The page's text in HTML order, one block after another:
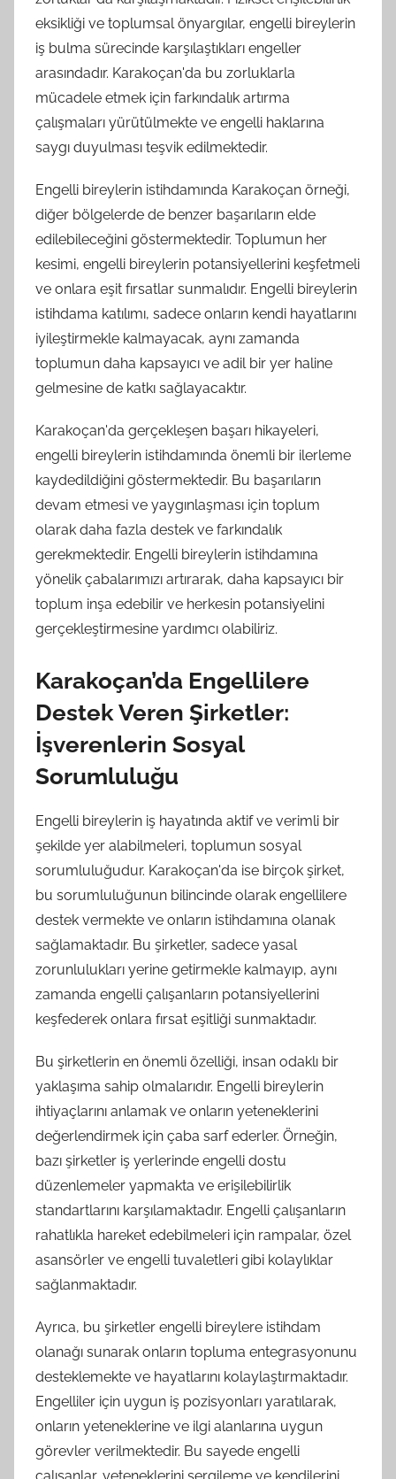
eksikliği ve toplumsal önyargılar, engelli bireylerin
iş bulma sürecinde karşılaştıkları engeller
arasındadır. Karakoçan'da bu zorluklarla
mücadele etmek için farkındalık artırma
çalışmaları yürütülmekte ve engelli haklarına
saygı duyulması teşvik edilmektedir.
Engelli bireylerin istihdamında Karakoçan örneği,
diğer bölgelerde de benzer başarıların elde
edilebileceğini göstermektedir. Toplumun her
kesimi, engelli bireylerin potansiyellerini keşfetmeli
ve onlara eşit fırsatlar sunmalıdır. Engelli bireylerin
istihdama katılımı, sadece onların kendi hayatlarını
iyileştirmekle kalmayacak, aynı zamanda
toplumun daha kapsayıcı ve adil bir yer haline
gelmesine de katkı sağlayacaktır.
Karakoçan'da gerçekleşen başarı hikayeleri,
engelli bireylerin istihdamında önemli bir ilerleme
kaydedildiğini göstermektedir. Bu başarıların
devam etmesi ve yaygınlaşması için toplum
olarak daha fazla destek ve farkındalık
gerekmektedir. Engelli bireylerin istihdamına
yönelik çabalarımızı artırarak, daha kapsayıcı bir
toplum inşa edebilir ve herkesin potansiyelini
gerçekleştirmesine yardımcı olabiliriz.
Karakoçan’da Engellilere
Destek Veren Şirketler:
İşverenlerin Sosyal
Sorumluluğu
Engelli bireylerin iş hayatında aktif ve verimli bir
şekilde yer alabilmeleri, toplumun sosyal
sorumluluğudur. Karakoçan'da ise birçok şirket,
bu sorumluluğunun bilincinde olarak engellilere
destek vermekte ve onların istihdamına olanak
sağlamaktadır. Bu şirketler, sadece yasal
zorunlulukları yerine getirmekle kalmayıp, aynı
zamanda engelli çalışanların potansiyellerini
keşfederek onlara fırsat eşitliği sunmaktadır.
Bu şirketlerin en önemli özelliği, insan odaklı bir
yaklaşıma sahip olmalarıdır. Engelli bireylerin
ihtiyaçlarını anlamak ve onların yeteneklerini
değerlendirmek için çaba sarf ederler. Örneğin,
bazı şirketler iş yerlerinde engelli dostu
düzenlemeler yapmakta ve erişilebilirlik
standartlarını karşılamaktadır. Engelli çalışanların
rahatlıkla hareket edebilmeleri için rampalar, özel
asansörler ve engelli tuvaletleri gibi kolaylıklar
sağlanmaktadır.
Ayrıca, bu şirketler engelli bireylere istihdam
olanağı sunarak onların topluma entegrasyonunu
desteklemekte ve hayatlarını kolaylaştırmaktadır.
Engelliler için uygun iş pozisyonları yaratılarak,
onların yeteneklerine ve ilgi alanlarına uygun
görevler verilmektedir. Bu sayede engelli